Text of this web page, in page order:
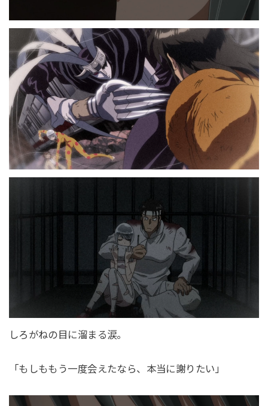
しろがねの目に溜まる涙。
「もしももう一度会えたなら、本当に謝りたい」